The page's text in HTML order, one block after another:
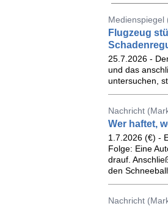
Medienspiegel
Flugzeug
25.7.2026 -
und das
untersuchen,
Nachricht
Wer haftet,
1.7.2026 (€) -
Folge: Eine
drauf.
den
Nachricht